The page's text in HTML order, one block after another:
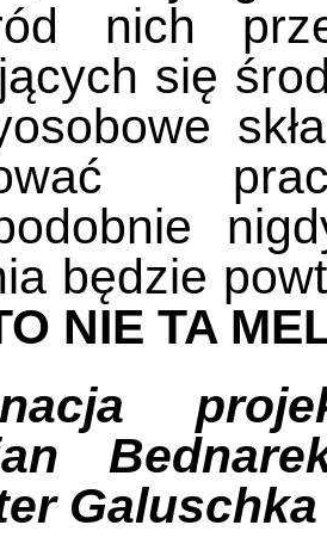
nich
się
będzie
NIE TA
Galuschka